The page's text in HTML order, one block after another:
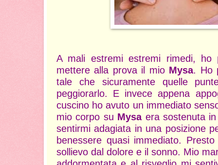
A mali estremi estremi rimedi,
mettere alla prova il mio Mysa. Ho
tale che sicuramente quelle
peggiorarlo. E invece appena
cuscino ho avuto un immediato
mio corpo su Mysa era sostenuta
sentirmi adagiata in una posizione
benessere quasi immediato.
sollievo dal dolore e il sonno. Mio